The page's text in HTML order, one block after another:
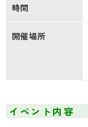
時間
開催場所
イベント内容